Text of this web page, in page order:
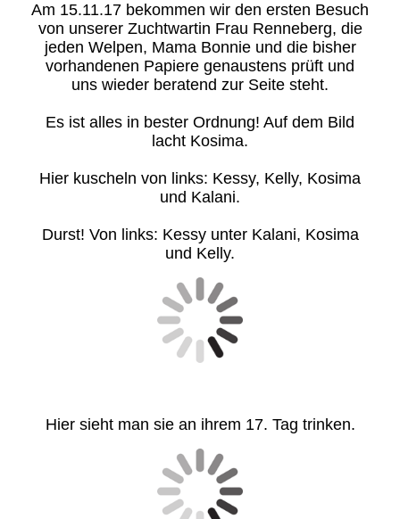
Am 15.11.17 bekommen wir den ersten Besuch
von unserer Zuchtwartin Frau Renneberg, die
jeden Welpen, Mama Bonnie und die bisher
vorhandenen Papiere genaustens prüft und
uns wieder beratend zur Seite steht.
Es ist alles in bester Ordnung! Auf dem Bild
lacht Kosima.
Hier kuscheln von links: Kessy, Kelly, Kosima
und Kalani.
Durst! Von links: Kessy unter Kalani, Kosima
und Kelly.
Hier sieht man sie an ihrem 17. Tag trinken.